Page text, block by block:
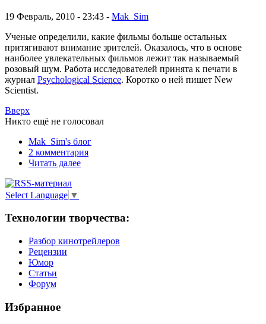
19 Февраль, 2010 - 23:43 - Mak_Sim
Ученые определили, какие фильмы больше остальных
притягивают внимание зрителей. Оказалось, что в основе
наиболее увлекательных фильмов лежит так называемый
розовый шум. Работа исследователей принята к печати в
журнал Psychological Science. Коротко о ней пишет New
Scientist.
Вверх
Никто ещё не голосовал
Mak_Sim's блог
2 комментария
Читать далее
Select Language ▼
Технологии творчества:
Разбор кинотрейлеров
Рецензии
Юмор
Статьи
Форум
Избранное